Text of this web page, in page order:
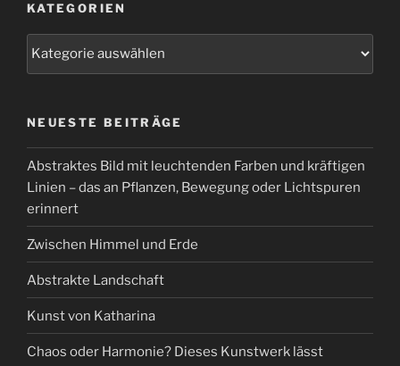
KATEGORIEN
NEUESTE BEITRÄGE
Abstraktes Bild mit leuchtenden Farben und kräftigen
Linien – das an Pflanzen, Bewegung oder Lichtspuren
erinnert
Zwischen Himmel und Erde
Abstrakte Landschaft
Kunst von Katharina
Chaos oder Harmonie? Dieses Kunstwerk lässt